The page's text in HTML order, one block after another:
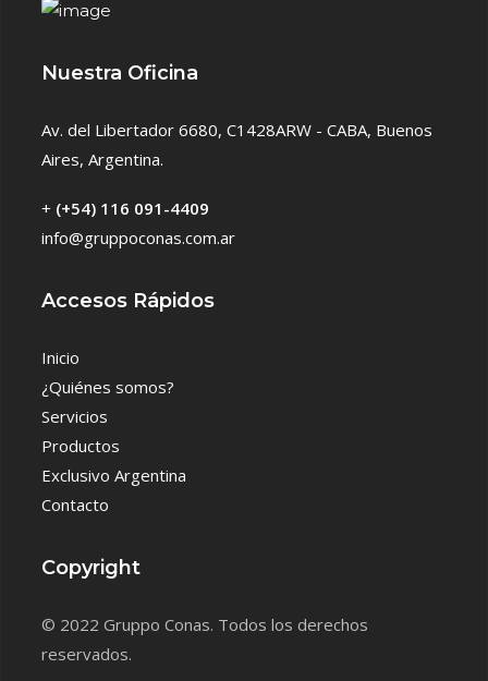
Nuestra Oficina
Av. del Libertador 6680, C1428ARW - CABA, Buenos
Aires, Argentina.
+ (+54) 116 091-4409
info@gruppoconas.com.ar
Accesos Rápidos
Inicio
¿Quiénes somos?
Servicios
Productos
Exclusivo Argentina
Contacto
Copyright
© 2022 Gruppo Conas. Todos los derechos
reservados.